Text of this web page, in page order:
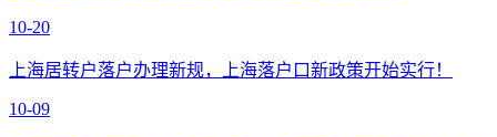
10-20
上海居转户落户办理新规，上海落户口新政策开始实行！
10-09